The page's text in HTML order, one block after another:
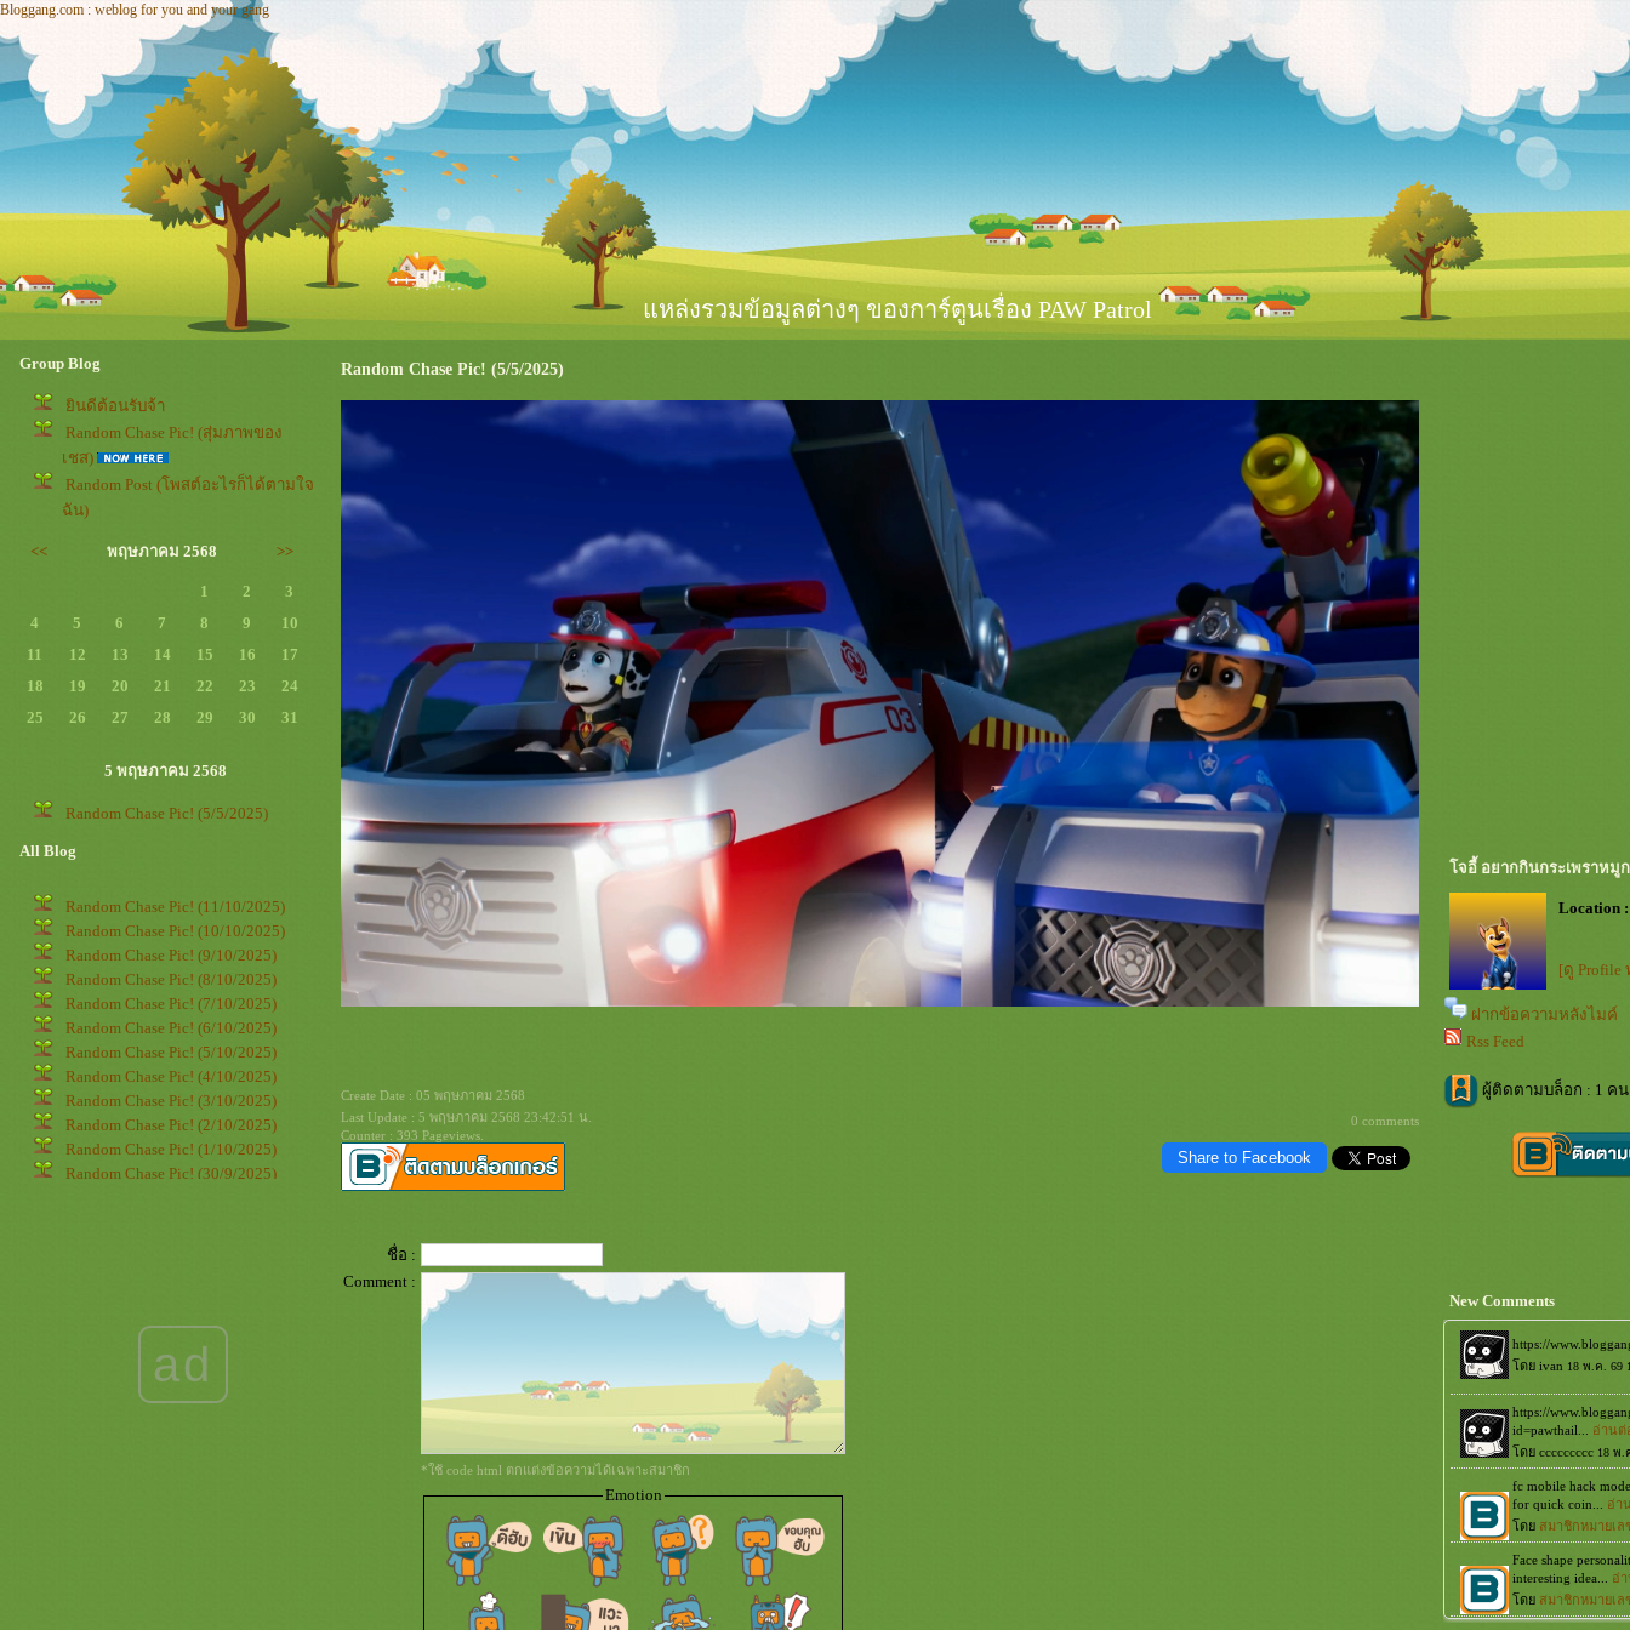
Bloggang.com : weblog for you and your gang
หล่งรวมข้อมูลต่างๆ ของการ์ตูนเรื่อง PAW Patrol
Group Blog
ินดีต้อนรับจ้า
Random Chase Pic! (สุ่มภาพของ
เชส)
Random Post (โพสต์อะไรก็ได้ตามใจ
ฉัน)
<< พฤษภาคม 2568 >>
1 2
3
4
5 6 7 8 9
10
11
12 13 14 15 16
17
18
19 20 21 22 23
24
25
26 27 28 29 30 31
5 พฤษภาคม 2568
Random Chase Pic! (5/5/2025)
All Blog
Random Chase Pic! (11/10/2025)
Random Chase Pic! (10/10/2025)
Random Chase Pic! (9/10/2025)
Random Chase Pic! (8/10/2025)
Random Chase Pic! (7/10/2025)
Random Chase Pic! (6/10/2025)
Random Chase Pic! (5/10/2025)
Random Chase Pic! (4/10/2025)
Random Chase Pic! (3/10/2025)
Random Chase Pic! (2/10/2025)
Random Chase Pic! (1/10/2025)
Random Chase Pic! (30/9/2025)
Random Chase Pic! (23/9/2025)
Random Chase Pic! (22/9/2025)
Random Chase Pic! (21/9/2025)
ad
Random Chase Pic! (5/5/2025)
Create Date : 05 พฤษภาคม 2568
Last Update : 5 พฤษภาคม 2568 23:42:51 น.
Counter : 393 Pageviews.
0 comments
Share to Facebook
ชื่อ :
Comment :
*ใช้ code html ตกแต่งข้อความได้เฉพาะสมาชิก
Emotion
จอี้ อยากกินกระเพราหมู
Location :
[ดู Profile
ฝากข้อความหลังไมค์
Rss Feed
ผู้ติดตามบล็อก : 1 ค
New Comments